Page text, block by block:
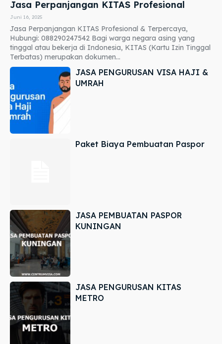
Jasa Perpanjangan KITAS Profesional
Juni 16, 2025
Jasa Perpanjangan KITAS Profesional & Terpercaya,
Hubungi: 088290247542 Bagi warga negara asing yang
tinggal atau bekerja di Indonesia, KITAS (Kartu Izin Tinggal
Terbatas) merupakan dokumen...
JASA PENGURUSAN VISA HAJI &
UMRAH
Paket Biaya Pembuatan Paspor
JASA PEMBUATAN PASPOR
KUNINGAN
JASA PENGURUSAN KITAS
METRO